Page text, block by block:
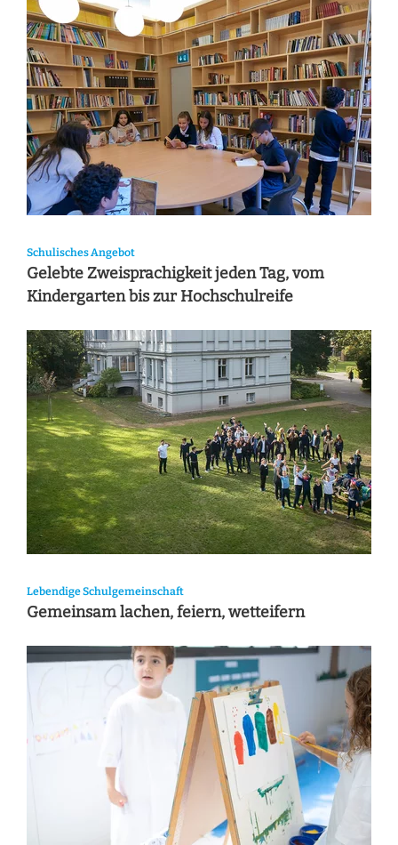
Schulisches Angebot
Gelebte Zweisprachigkeit jeden Tag, vom
Kindergarten bis zur Hochschulreife
Lebendige Schulgemeinschaft
Gemeinsam lachen, feiern, wetteifern